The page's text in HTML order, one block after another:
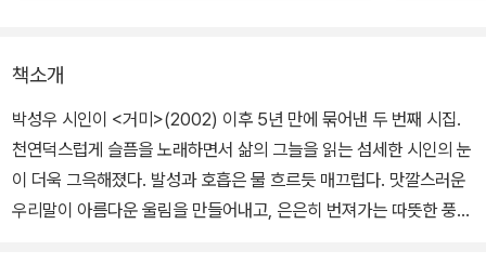
책소개
박성우 시인이 <거미>(2002) 이후 5년 만에 묶어낸 두 번째 시집.
천연덕스럽게 슬픔을 노래하면서 삶의 그늘을 읽는 섬세한 시인의 눈
이 더욱 그윽해졌다. 발성과 호흡은 물 흐르듯 매끄럽다. 맛깔스러운
우리말이 아름다운 울림을 만들어내고, 은은히 번져가는 따뜻한 풍경